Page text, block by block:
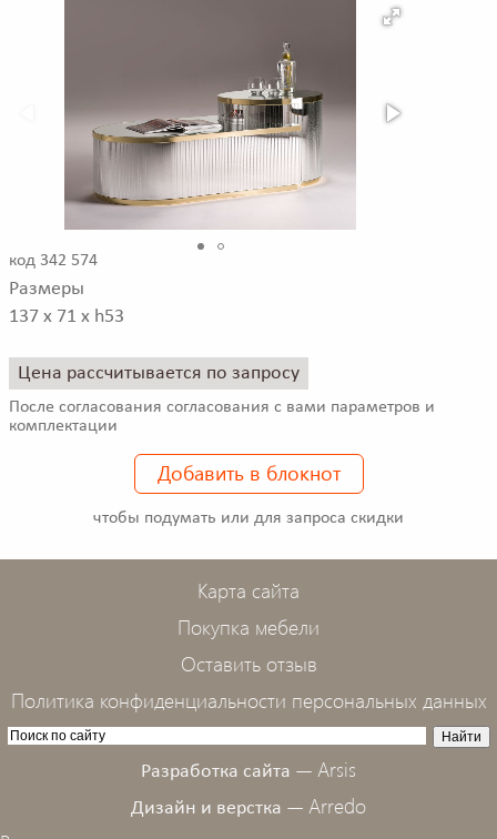
код 342 574
Размеры
137 x 71 x h53
Цена рассчитывается по запросу
После согласования согласования с вами параметров и
комплектации
Добавить в блокнот
чтобы подумать или для запроса скидки
Карта сайта
Покупка мебели
Оставить отзыв
Политика конфиденциальности персональных данных
Разработка сайта — Arsis
Дизайн и верстка — Arredo